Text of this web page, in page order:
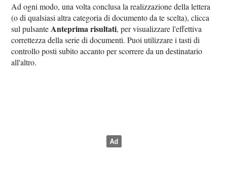
Ad ogni modo, una volta conclusa la realizzazione della lettera
(o di qualsiasi altra categoria di documento da te scelta), clicca
sul pulsante Anteprima risultati, per visualizzare l'effettiva
correttezza della serie di documenti. Puoi utilizzare i tasti di
controllo posti subito accanto per scorrere da un destinatario
all'altro.